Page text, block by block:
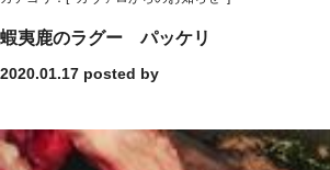
蝦夷鹿のラグー パッケリ
2020.01.17 posted by